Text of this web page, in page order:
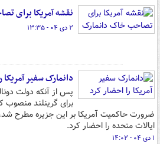
نقشه آمریکا برای
۲ دی ۰۴ - ۱۳:۳۵
دانمارک سفیر آمریکا
پس از آنکه دولت
برای گرینلند منصوب
ضرورت حاکمیت آمریکا بر این جزیره مطرح
ایالات متحده را احضار کرد.
۱ دی ۰۴ - ۱۴:۰۲